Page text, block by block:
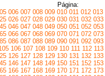
Página:
006 007 008 009 010 011 012 013
026 027 028 029 030 031 032 033
046 047 048 049 050 051 052 053
066 067 068 069 070 071 072 073
086 087 088 089 090 091 092 093
106 107 108 109 110 111 112 113
126 127 128 129 130 131 132 133
146 147 148 149 150 151 152 153
166 167 168 169 170 171 172 173